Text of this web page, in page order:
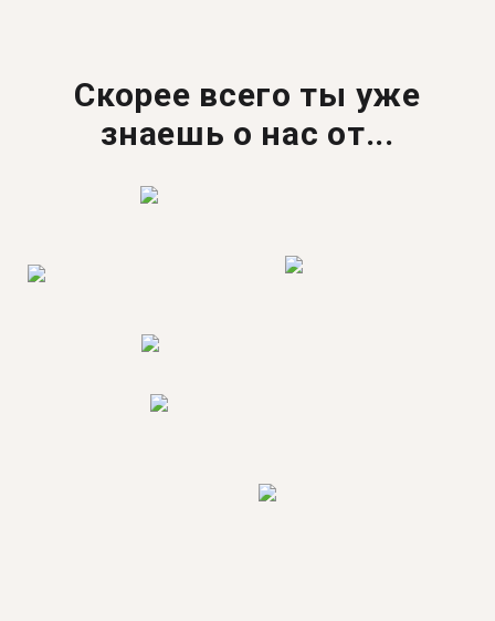
Скорее всего ты уже
знаешь о нас от...